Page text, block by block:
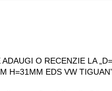
ADAUGI O RECENZIE LA
H=31MM EDS VW